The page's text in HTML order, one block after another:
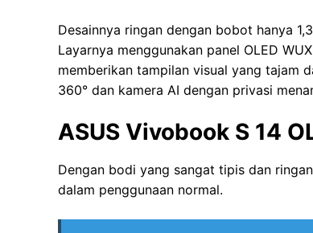
Desainnya ringan dengan bobot hanya
Layarnya menggunakan panel OLED
memberikan tampilan visual yang tajam
360° dan kamera AI dengan privasi
ASUS Vivobook S 14
Dengan bodi yang sangat tipis dan
dalam penggunaan normal.